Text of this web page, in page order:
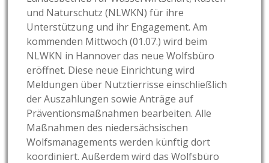
und Naturschutz (NLWKN) für ihre
Unterstützung und ihr Engagement. Am
kommenden Mittwoch (01.07.) wird beim
NLWKN in Hannover das neue Wolfsbüro
eröffnet. Diese neue Einrichtung wird
Meldungen über Nutztierrisse einschließlich
der Auszahlungen sowie Anträge auf
Präventionsmaßnahmen bearbeiten. Alle
Maßnahmen des niedersächsischen
Wolfsmanagements werden künftig dort
koordiniert. Außerdem wird das Wolfsbüro